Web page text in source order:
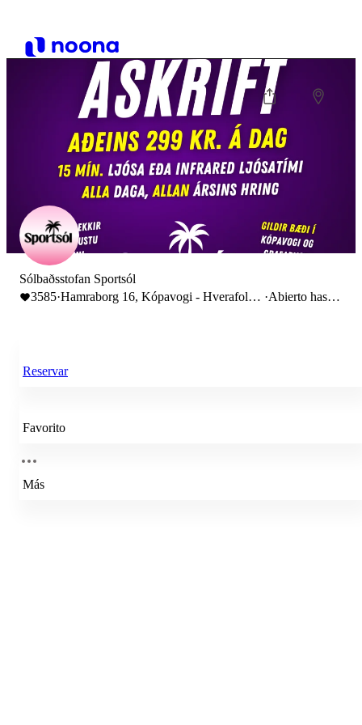
Sólbaðsstofan Sportsól
3585·Hamraborg 16, Kópavogi - Hverafold
·Abierto hasta
Reservar
Favorito
Más